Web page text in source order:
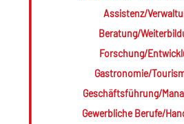
Assistenz/
Beratung/
Forschung/
Gastronomie/
Geschäftsführung/
Gewerbliche Berufe/